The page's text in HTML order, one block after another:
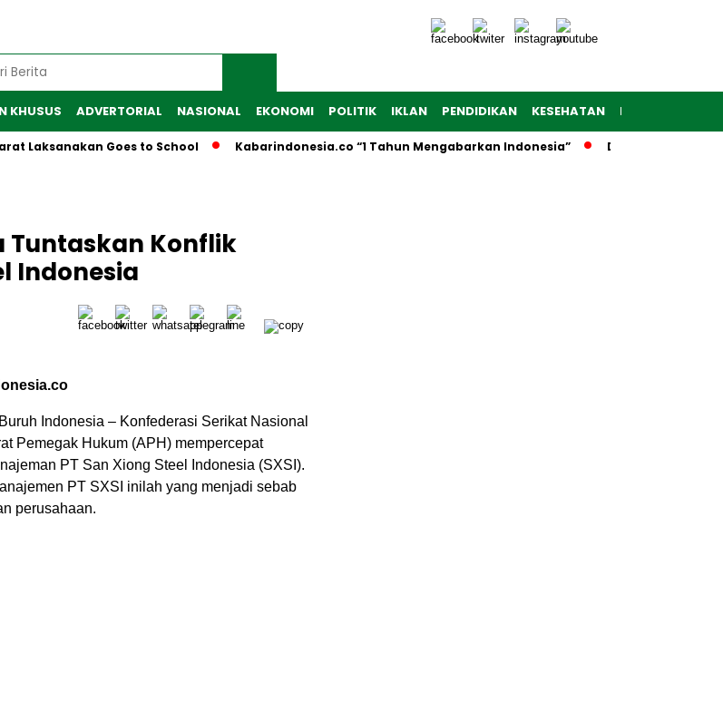
KHUSUS ADVERTORIAL NASIONAL EKONOMI POLITIK IKLAN PENDIDIKAN KESEHATAN RAGAM
Laksanakan Goes to School Kabarindonesia.co “1 Tahun Mengabarkan Indonesia” Dibuka Firsada
Tuntaskan Konflik
Indonesia
Indonesia – Konfederasi Serikat Nasional
Pemegak Hukum (APH) mempercepat
PT San Xiong Steel Indonesia (SXSI).
PT SXSI inilah yang menjadi sebab
perusahaan.